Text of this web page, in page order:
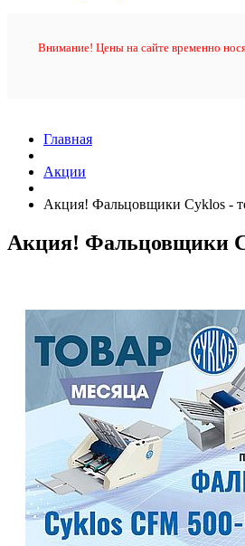
Внимание! Цены на сайте временно
Главная
Акции
Акция! Фальцовщики Cyklos -
Акция! Фальцовщики